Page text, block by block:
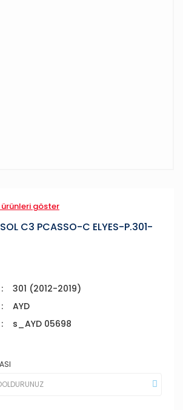
ürünleri göster
C3 PCASSO-C ELYES-P.301-
301 (2012-2019)
AYD
s_AYD 05698